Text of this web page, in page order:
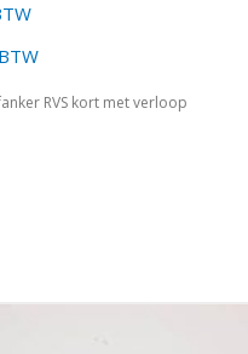
RVS kort met verloop